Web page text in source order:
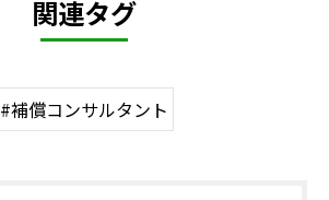
関連タグ
#補償コンサルタント